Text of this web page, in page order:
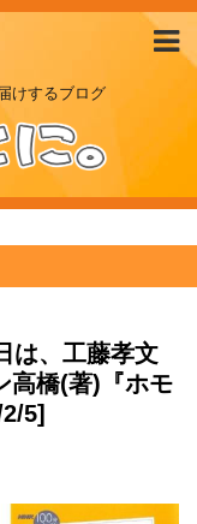
けするブログ
は、工藤孝文
高橋(著)『ホモ
5]